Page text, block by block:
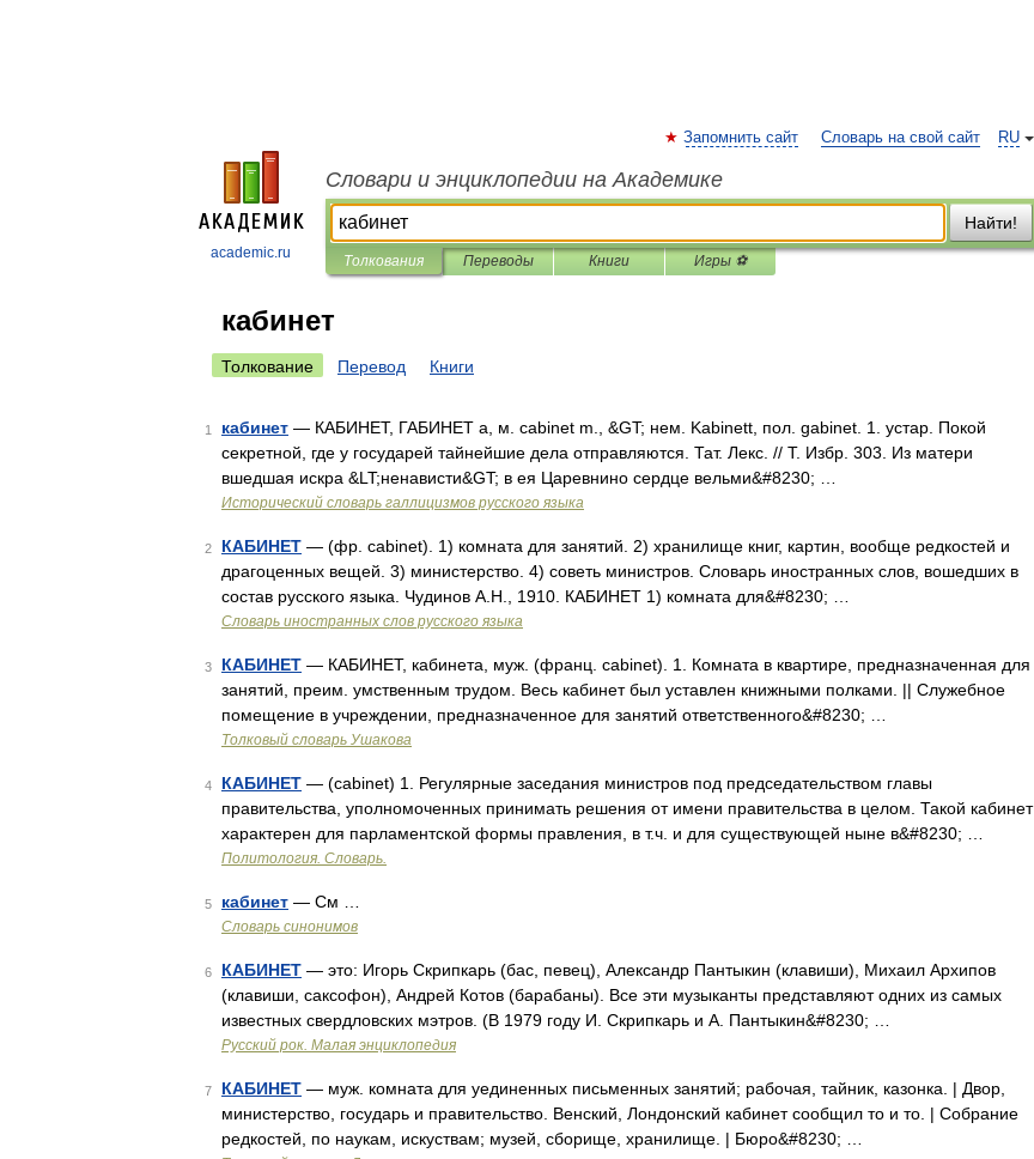
academic.ru
RU
Запомнить сайт Словарь на свой сайт
Словари и энциклопедии на Академике
Найти!
Толкования Переводы Книги Игры ⚽
кабинет
Толкование Перевод Книги
1 кабинет — КАБИНЕТ, ГАБИНЕТ а, м. cabinet m., &GT; нем. Kabinett, пол. gabinet. 1. устар. Покой
секретной, где у государей тайнейшие дела отправляются. Тат. Лекс. // Т. Избр. 303. Из матери
вшедшая искра &LT;ненависти&GT; в ея Царевнино сердце вельми&#8230; …
Исторический словарь галлицизмов русского языка
2 КАБИНЕТ — (фр. cabinet). 1) комната для занятий. 2) хранилище книг, картин, вообще редкостей и
драгоценных вещей. 3) министерство. 4) советь министров. Словарь иностранных слов, вошедших в
состав русского языка. Чудинов А.Н., 1910. КАБИНЕТ 1) комната для&#8230; …
Словарь иностранных слов русского языка
3 КАБИНЕТ — КАБИНЕТ, кабинета, муж. (франц. cabinet). 1. Комната в квартире, предназначенная для
занятий, преим. умственным трудом. Весь кабинет был уставлен книжными полками. || Служебное
помещение в учреждении, предназначенное для занятий ответственного&#8230; …
Толковый словарь Ушакова
4 КАБИНЕТ — (cabinet) 1. Регулярные заседания министров под председательством главы
правительства, уполномоченных принимать решения от имени правительства в целом. Такой кабинет
характерен для парламентской формы правления, в т.ч. и для существующей ныне в&#8230; …
Политология. Словарь.
5 кабинет — См …
Словарь синонимов
6 КАБИНЕТ — это: Игорь Скрипкарь (бас, певец), Александр Пантыкин (клавиши), Михаил Архипов
(клавиши, саксофон), Андрей Котов (барабаны). Все эти музыканты представляют одних из самых
известных свердловских мэтров. (В 1979 году И. Скрипкарь и А. Пантыкин&#8230; …
Русский рок. Малая энциклопедия
7 КАБИНЕТ — муж. комната для уединенных письменных занятий; рабочая, тайник, казонка. | Двор,
министерство, государь и правительство. Венский, Лондонский кабинет сообщил то и то. | Собрание
редкостей, по наукам, искуствам; музей, сборище, хранилище. | Бюро&#8230; …